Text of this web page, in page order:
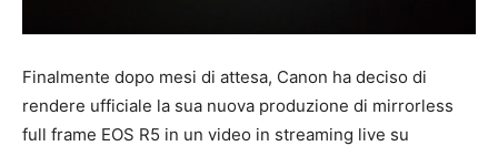
Finalmente dopo mesi di attesa, Canon ha deciso di
rendere ufficiale la sua nuova produzione di mirrorless
full frame EOS R5 in un video in streaming live su